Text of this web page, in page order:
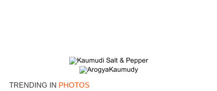
TRENDING IN PHOTOS